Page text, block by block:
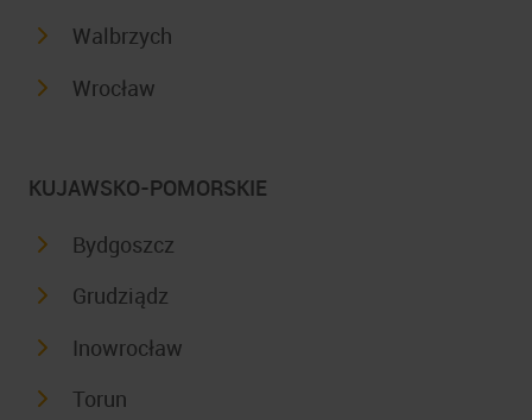
Walbrzych
Wrocław
KUJAWSKO-POMORSKIE
Bydgoszcz
Grudziądz
Inowrocław
Torun